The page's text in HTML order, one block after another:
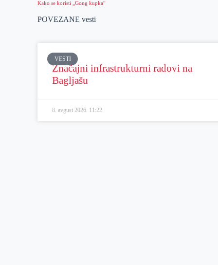
Kako se koristi „Gong kupka“
POVEZANE vesti
VESTI
Značajni infrastrukturni radovi na
Bagljašu
8. avgust 2026. 11:22